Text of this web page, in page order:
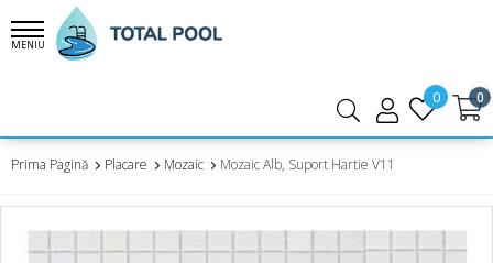
MENIU
0 0
Prima Pagină Placare Mozaic Mozaic Alb, Suport Hartie V11